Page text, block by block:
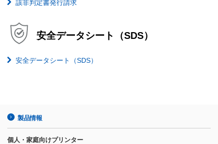
該非判定書発行請求
安全データシート（SDS）
安全データシート（SDS）
製品情報
個人・家庭向けプリンター